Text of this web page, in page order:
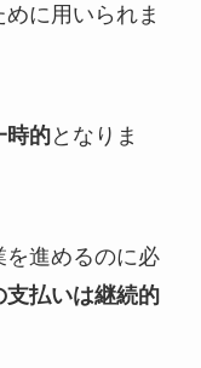
に用いられま
時的となりま
進めるのに必
支払いは継続的